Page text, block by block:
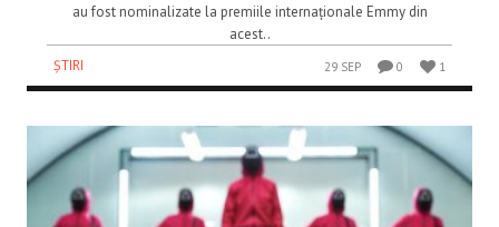
au fost nominalizate la premiile internaționale Emmy din
acest..
ȘTIRI
29 SEP 0 1